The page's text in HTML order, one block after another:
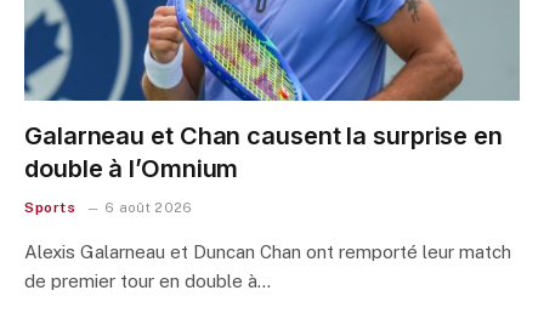
Galarneau et Chan causent la surprise en
double à l’Omnium
Sports 6 août 2026
Alexis Galarneau et Duncan Chan ont remporté leur match
de premier tour en double à…